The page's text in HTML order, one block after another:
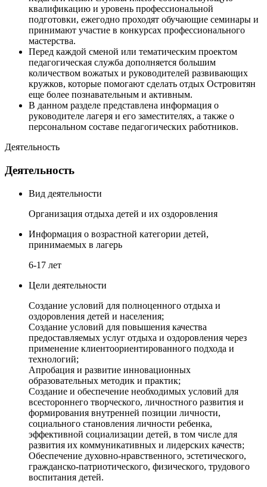
квалификацию и уровень профессиональной
подготовки, ежегодно проходят обучающие семинары и
принимают участие в конкурсах профессионального
мастерства.
Перед каждой сменой или тематическим проектом
педагогическая служба дополняется большим
количеством вожатых и руководителей развивающих
кружков, которые помогают сделать отдых Островитян
еще более познавательным и активным.
В данном разделе представлена информация о
руководителе лагеря и его заместителях, а также о
персональном составе педагогических работников.
Деятельность
Деятельность
Вид деятельности
Организация отдыха детей и их оздоровления
Информация о возрастной категории детей,
принимаемых в лагерь
6-17 лет
Цели деятельности
Создание условий для полноценного отдыха и
оздоровления детей и населения;
Создание условий для повышения качества
предоставляемых услуг отдыха и оздоровления через
применение клиентоориентированного подхода и
технологий;
Апробация и развитие инновационных
образовательных методик и практик;
Создание и обеспечение необходимых условий для
всестороннего творческого, личностного развития и
формирования внутренней позиции личности,
социального становления личности ребенка,
эффективной социализации детей, в том числе для
развития их коммуникативных и лидерских качеств;
Обеспечение духовно-нравственного, эстетического,
гражданско-патриотического, физического, трудового
воспитания детей.